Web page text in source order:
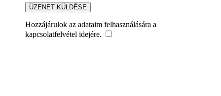
Hozzájárulok az adataim felhasználására a
kapcsolatfelvétel idejére.